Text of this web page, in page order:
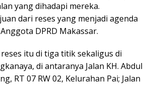
yang dihadapi mereka.
dari reses yang menjadi agenda
DPRD Makassar.
itu di tiga titik sekaligus di
di antaranya Jalan KH. Abdul
RT 07 RW 02, Kelurahan Pai; Jalan